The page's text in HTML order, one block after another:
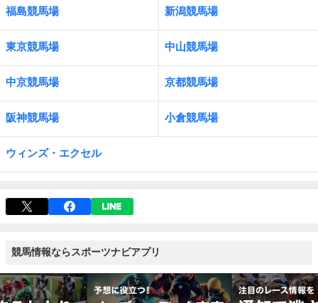
福島競馬場 新潟競馬場
東京競馬場 中山競馬場
中京競馬場 京都競馬場
阪神競馬場 小倉競馬場
ウィンズ・エクセル
競馬情報ならスポーツナビアプリ